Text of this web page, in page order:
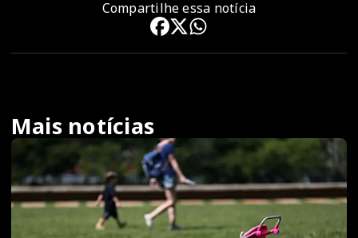
Compartilhe essa notícia
Mais notícias